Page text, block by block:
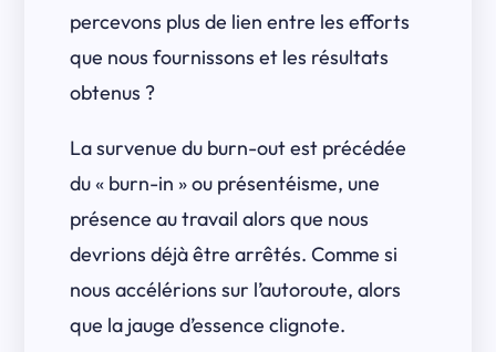
percevons plus de lien entre les efforts
que nous fournissons et les résultats
obtenus ?
La survenue du burn-out est précédée
du « burn-in » ou présentéisme, une
présence au travail alors que nous
devrions déjà être arrêtés. Comme si
nous accélérions sur l’autoroute, alors
que la jauge d’essence clignote.